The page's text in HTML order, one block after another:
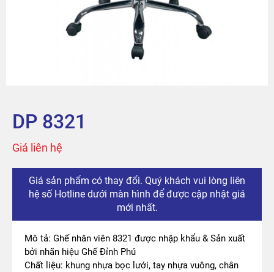
Tài khoản
DP 8321
Giá liên hệ
Giá sản phẩm có thay đổi. Quý khách vui lòng liên
hệ số Hotline dưới màn hình để được cập nhật giá
mới nhất.
Mô tả: Ghế nhân viên 8321 được nhập khẩu & Sản xuất
bởi nhãn hiệu Ghế Đỉnh Phú
Chất liệu: khung nhựa bọc lưới, tay nhựa vuông, chân